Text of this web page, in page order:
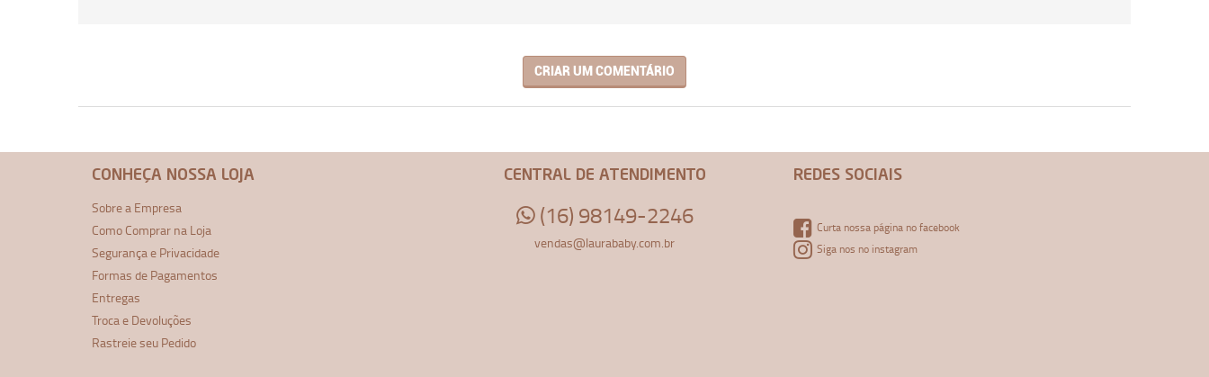
CRIAR UM COMENTÁRIO
CONHEÇA NOSSA LOJA
Sobre a Empresa
Como Comprar na Loja
Segurança e Privacidade
Formas de Pagamentos
Entregas
Troca e Devoluções
Rastreie seu Pedido
CENTRAL DE ATENDIMENTO
(16) 98149-2246
vendas@laurababy.com.br
REDES SOCIAIS
Curta nossa página no facebook
Siga nos no instagram